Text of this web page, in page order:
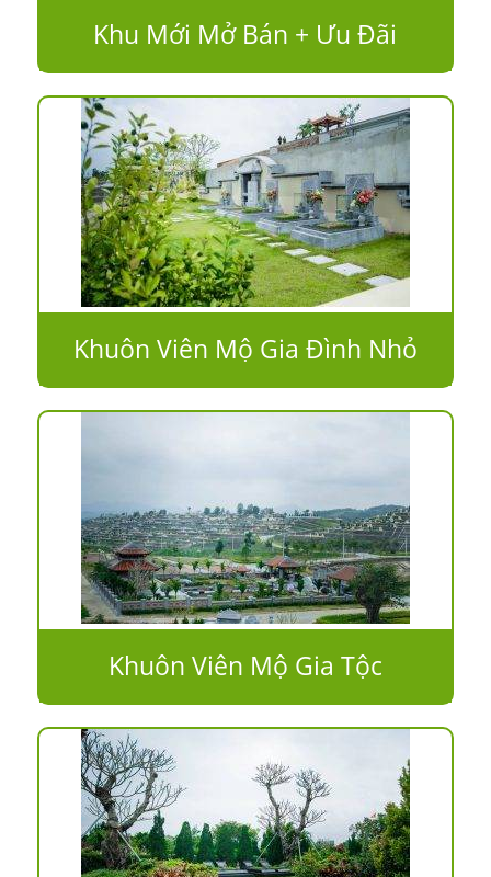
Khu Mới Mở Bán + Ưu Đãi
Khuôn Viên Mộ Gia Đình Nhỏ
Khuôn Viên Mộ Gia Tộc